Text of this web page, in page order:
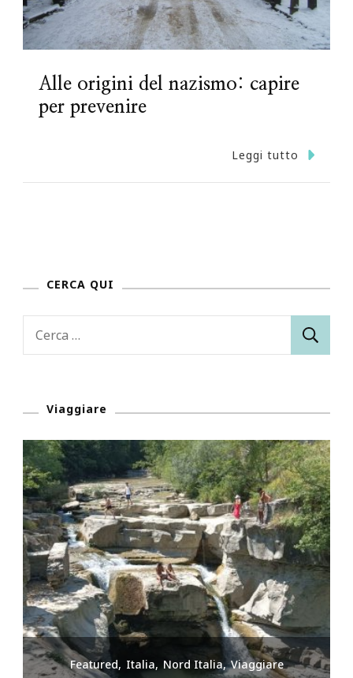
Alle origini del nazismo: capire
per prevenire
Leggi tutto
CERCA QUI
Ricerca
Viaggiare
Featured Italia Nord Italia Viaggiare